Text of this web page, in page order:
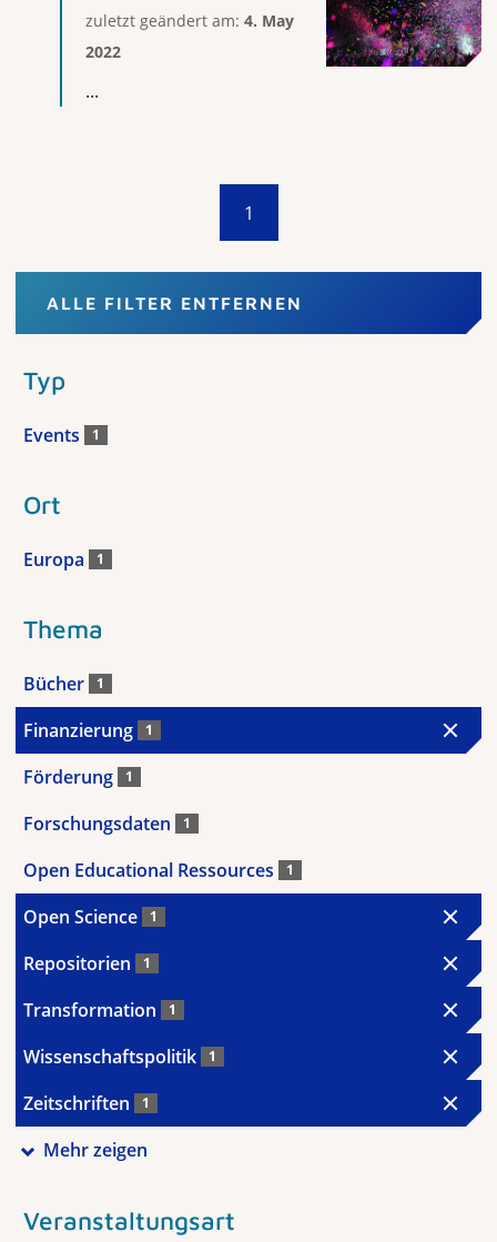
zuletzt geändert am: 4. May
2022
...
1
ALLE FILTER ENTFERNEN
Typ
Events 1
Ort
Europa 1
Thema
Bücher 1
Finanzierung 1
Förderung 1
Forschungsdaten 1
Open Educational Ressources 1
Open Science 1
Repositorien 1
Transformation 1
Wissenschaftspolitik 1
Zeitschriften 1
Mehr zeigen
Veranstaltungsart